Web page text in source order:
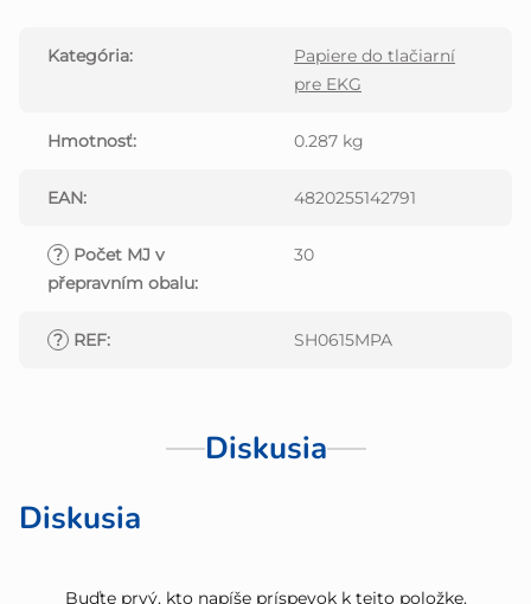
Kategória:
Papiere do tlačiarní
pre EKG
Hmotnosť: 0.287 kg
EAN: 4820255142791
? Počet MJ v
přepravním obalu:
30
? REF: SH0615MPA
Diskusia
Diskusia
Buďte prvý, kto napíše príspevok k tejto položke.